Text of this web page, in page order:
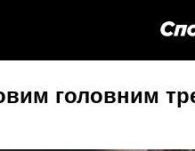
головним